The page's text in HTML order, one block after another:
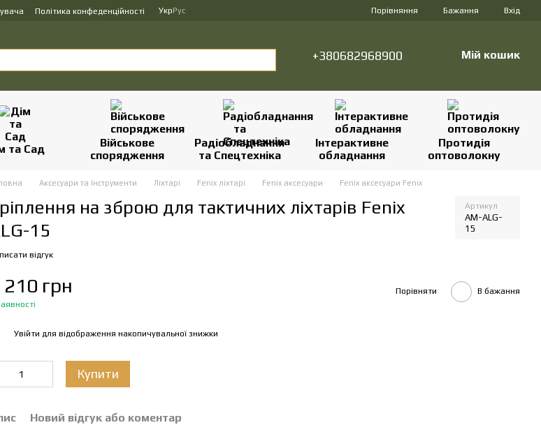
Політика конфеденційності УкрРус Порівняння Бажання Вхід
+380682968900 Мій кошик
та Сад
Військове
спорядження
Радіобладнання
та Спецтехніка
Інтерактивне
обладнання
Протидія
оптоволокну
Аксесуари та Інструменти Ліхтарі Fenix ліхтарі Fenix аксесуари Fenix аксесуари Fenix
на зброю для тактичних ліхтарів Fenix
15
Артикул
AM-ALG-
15
відгук
210 грн Порівняти В бажання
Увійти для відображення накопичувальної знижки
Купити
Новий відгук або коментар